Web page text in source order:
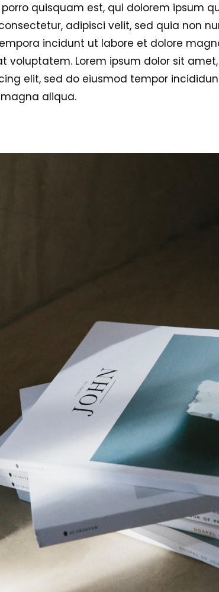
quisquam est, qui dolorem ipsum
adipisci velit, sed quia non
incidunt ut labore et dolore
voluptatem. Lorem ipsum dolor sit
elit, sed do eiusmod tempor
aliqua.